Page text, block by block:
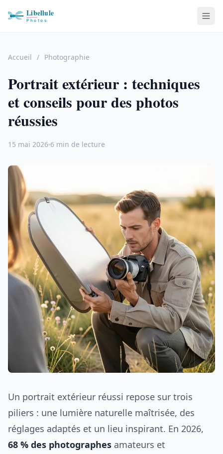
Accueil / Photographie
Portrait extérieur : techniques
et conseils pour des photos
réussies
15 mai 2026 6 min de lecture
Un portrait extérieur réussi repose sur trois
piliers : une lumière naturelle maîtrisée, des
réglages adaptés et un lieu inspirant. En 2026,
68 % des photographes amateurs et